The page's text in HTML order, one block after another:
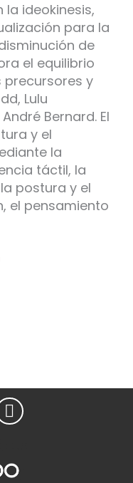
ideokinesis,
para la
de
el equilibrio
precursores y
Lulu
Bernard. El
y el
la
táctil, la
postura y el
el pensamiento
Y
o
u